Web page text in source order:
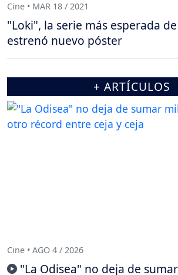
Cine • MAR 18 / 2021
"Loki", la serie más esperada
estrenó nuevo póster
+ ARTÍCULOS
Cine • AGO 4 / 2026
"La Odisea" no deja de